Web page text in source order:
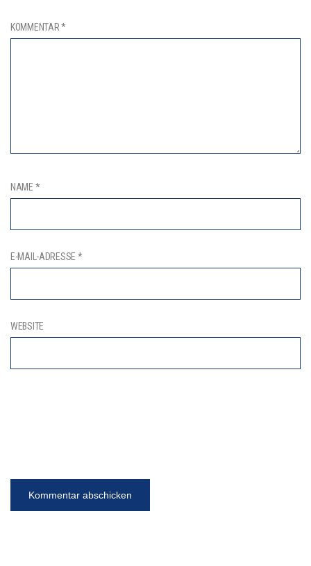
KOMMENTAR*
NAME *
E-MAIL-ADRESSE *
WEBSITE